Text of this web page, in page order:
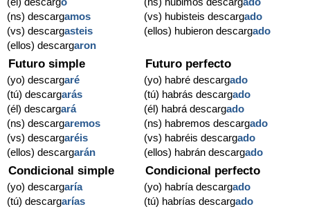
(ns) descargamos
(vs) descargasteis
(ellos) descargaron
(vs) hubisteis descargado
(ellos) hubieron descargado
Futuro simple
(yo) descargaré
(tú) descargarás
(él) descargará
(ns) descargaremos
(vs) descargaréis
(ellos) descargarán
Futuro perfecto
(yo) habré descargado
(tú) habrás descargado
(él) habrá descargado
(ns) habremos descargado
(vs) habréis descargado
(ellos) habrán descargado
Condicional simple
(yo) descargaría
(tú) descargarías
Condicional perfecto
(yo) habría descargado
(tú) habrías descargado